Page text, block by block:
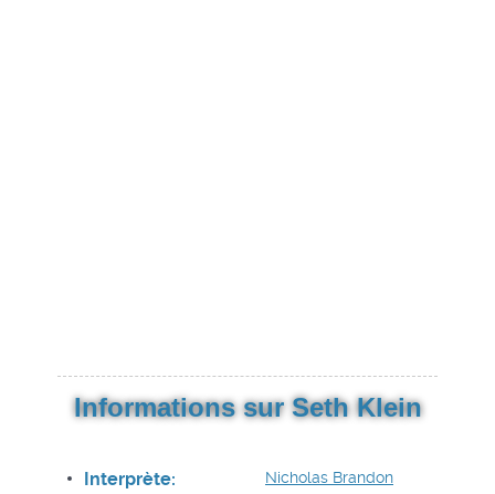
Informations sur Seth Klein
Interprète: Nicholas Brandon